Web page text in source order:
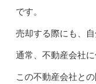
です。
売却する際にも、
通常、不動産会社に
この不動産会社と